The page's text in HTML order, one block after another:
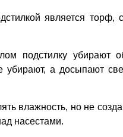
является торф,
подстилку убирают
убирают, а досыпают
влажность, но не
насестами.